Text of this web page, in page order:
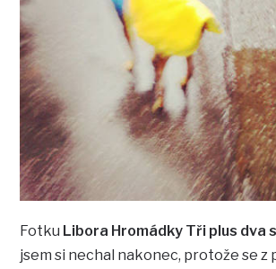
Fotku Libora Hromádky Tři plus dva
jsem si nechal nakonec, protože se z